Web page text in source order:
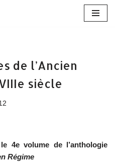
de l’Ancien
siècle
4e volume de l’anthologie
Régime